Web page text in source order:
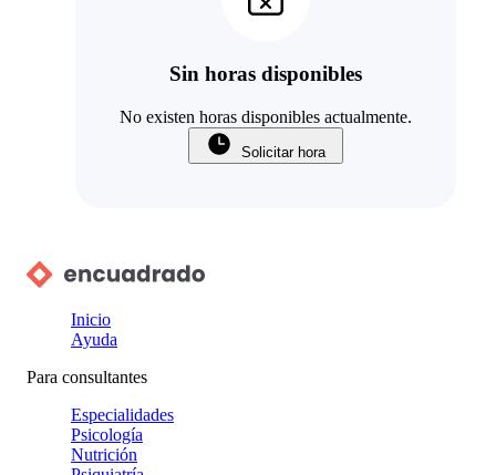
Sin horas disponibles
No existen horas disponibles actualmente.
Solicitar hora
Inicio
Ayuda
Para consultantes
Especialidades
Psicología
Nutrición